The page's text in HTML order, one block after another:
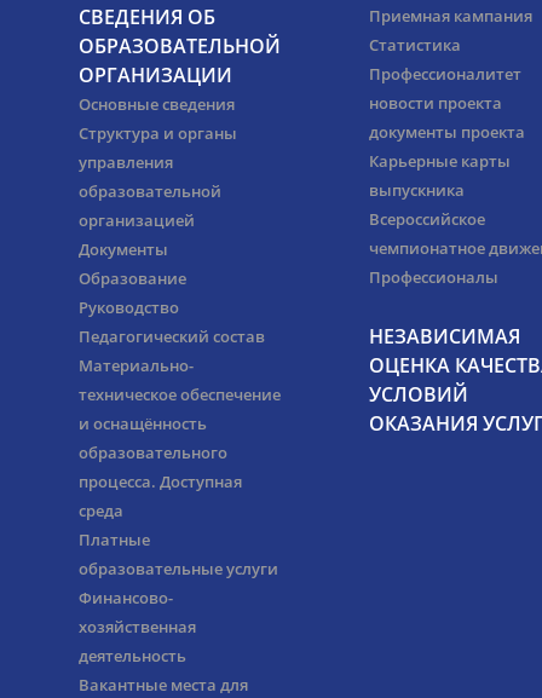
СВЕДЕНИЯ ОБ
ОБРАЗОВАТЕЛЬНОЙ
ОРГАНИЗАЦИИ
Основные сведения
Структура и органы
управления
образовательной
организацией
Документы
Образование
Руководство
Педагогический состав
Материально-
техническое обеспечение
и оснащённость
образовательного
процесса. Доступная
среда
Платные
образовательные услуги
Финансово-
хозяйственная
деятельность
Вакантные места для
Приемная кампания
Статистика
Профессионалитет
новости проекта
документы проекта
Карьерные карты
выпускника
Всероссийское
чемпионатное
Профессионалы
НЕЗАВИСИМАЯ
ОЦЕНКА
УСЛОВИЙ
ОКАЗАНИЯ